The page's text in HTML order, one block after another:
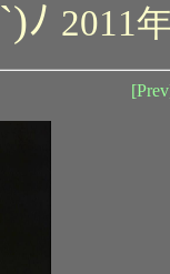
ﾉ 2011